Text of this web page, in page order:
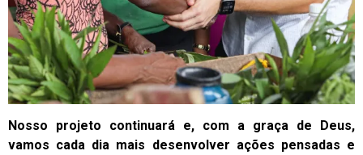
Nosso projeto continuará e, com a graça de Deus,
vamos cada dia mais desenvolver ações pensadas e